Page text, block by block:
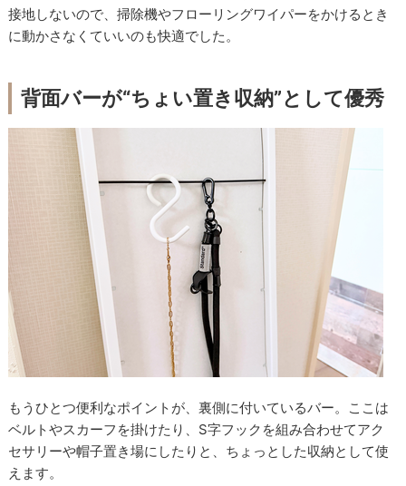
接地しないので、掃除機やフローリングワイパーをかけるとき
に動かさなくていいのも快適でした。
背面バーが“ちょい置き収納”として優秀
もうひとつ便利なポイントが、裏側に付いているバー。ここは
ベルトやスカーフを掛けたり、S字フックを組み合わせてアク
セサリーや帽子置き場にしたりと、ちょっとした収納として使
えます。